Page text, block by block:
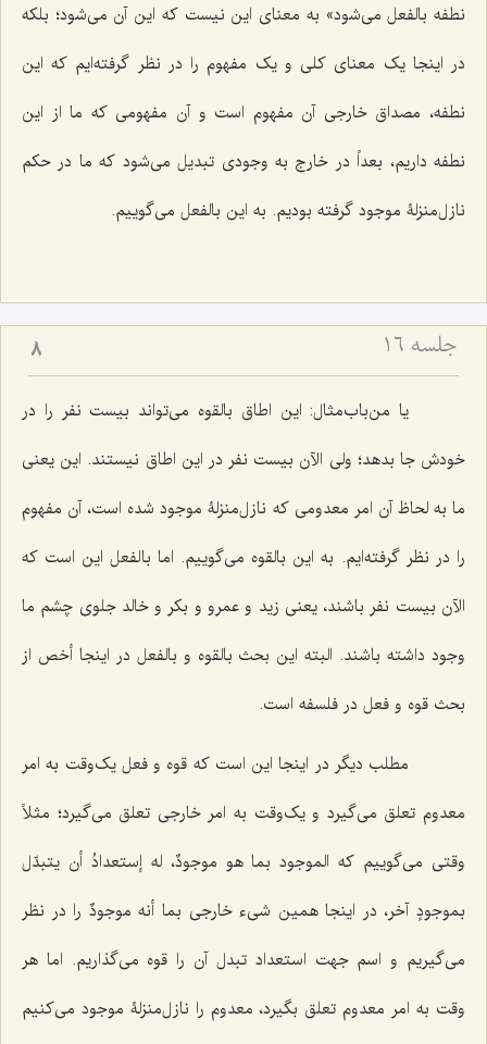
نطفه بالفعل می‌شود» به معنای این نیست که این آن می‌شود؛ بلکه
در اینجا یک معنای کلی و یک مفهوم را در نظر گرفته‌ایم که این
نطفه، مصداق خارجی آن مفهوم است و آن مفهومی که ما از این
نطفه داریم، بعداً در خارج به وجودی تبدیل می‌شود که ما در حکم
نازل‌منزلۀ موجود گرفته بودیم. به این بالفعل می‌گوییم.
جلسه ۱۶ 8
یا من‌باب‌مثال: این اطاق بالقوه می‌تواند بیست نفر را در
خودش جا بدهد؛ ولی الآن بیست نفر در این اطاق نیستند. این یعنی
ما به لحاظ آن امر معدومی که نازل‌منزلۀ موجود شده است، آن مفهوم
را در نظر گرفته‌ایم. به این بالقوه می‌گوییم. اما بالفعل این است که
الآن بیست نفر باشند، یعنی زید و عمرو و بکر و خالد جلوی چشم ما
وجود داشته باشند. البته این بحث بالقوه و بالفعل در اینجا أخص از
بحث قوه و فعل در فلسفه است.
مطلب دیگر در اینجا این است که قوه و فعل یک‌وقت به امر
معدوم تعلق می‌گیرد و یک‌وقت به امر خارجی تعلق می‌گیرد؛ مثلاً
وقتی می‌گوییم که الموجود بما هو موجودٌ، له إستعدادُ أن یتبدّل
بموجودٍ آخر، در اینجا همین شیء خارجی بما أنه موجودٌ را در نظر
می‌گیریم و اسم جهت استعداد تبدل آن را قوه می‌گذاریم. اما هر
وقت به امر معدوم تعلق بگیرد، معدوم را نازل‌منزلۀ موجود می‌کنیم